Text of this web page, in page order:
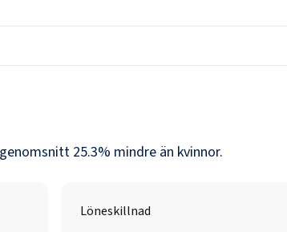
25.3% mindre än kvinnor.
Löneskillnad